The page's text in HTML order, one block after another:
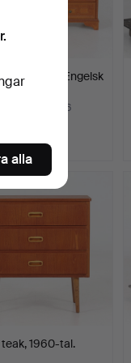
1 par, Engelsk
talets…
14 maj 2026
teak, 1960-tal.
alla